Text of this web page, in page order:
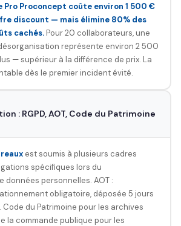
Proconcept coûte environ 1 500 €
discount — mais élimine 80% des
cachés.Pour 20 collaborateurs, une
représente environ 2 500
— supérieur à la différence de prix. La
dès le premier incident évité.
: RGPD, AOT, Code du Patrimoine
est soumis à plusieurs cadres
spécifiques lors du
données personnelles. AOT :
obligatoire, déposée 5 jours
du Patrimoine pour les archives
la commande publique pour les